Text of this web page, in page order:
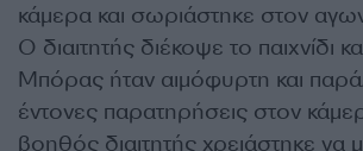
κάμερα και σωριάστηκε στον
Ο διαιτητής διέκοψε το παιχνίδι
Μπόρας ήταν αιμόφυρτη και
έντονες παρατηρήσεις στον
βοηθός διαιτητής χρειάστηκε να